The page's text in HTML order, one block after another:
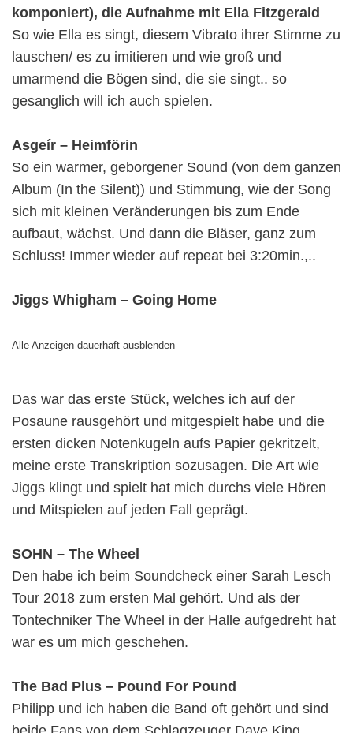
komponiert), die Aufnahme mit Ella Fitzgerald
So wie Ella es singt, diesem Vibrato ihrer Stimme zu
lauschen/ es zu imitieren und wie groß und
umarmend die Bögen sind, die sie singt.. so
gesanglich will ich auch spielen.
Asgeír – Heimförin
So ein warmer, geborgener Sound (von dem ganzen
Album (In the Silent)) und Stimmung, wie der Song
sich mit kleinen Veränderungen bis zum Ende
aufbaut, wächst. Und dann die Bläser, ganz zum
Schluss! Immer wieder auf repeat bei 3:20min.,..
Jiggs Whigham – Going Home
Alle Anzeigen dauerhaft ausblenden
Das war das erste Stück, welches ich auf der
Posaune rausgehört und mitgespielt habe und die
ersten dicken Notenkugeln aufs Papier gekritzelt,
meine erste Transkription sozusagen. Die Art wie
Jiggs klingt und spielt hat mich durchs viele Hören
und Mitspielen auf jeden Fall geprägt.
SOHN – The Wheel
Den habe ich beim Soundcheck einer Sarah Lesch
Tour 2018 zum ersten Mal gehört. Und als der
Tontechniker The Wheel in der Halle aufgedreht hat
war es um mich geschehen.
The Bad Plus – Pound For Pound
Philipp und ich haben die Band oft gehört und sind